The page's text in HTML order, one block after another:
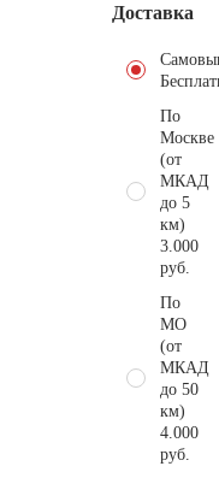
Доставка
По
Москве
(от
МКАД
до 5
км)
3.000
руб.
По
МО
(от
МКАД
до 50
км)
4.000
руб.